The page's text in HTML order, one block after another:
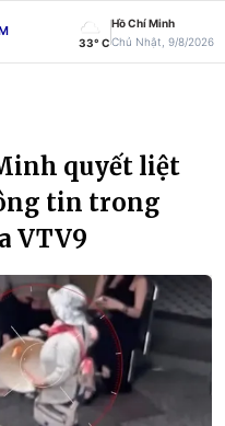
33° C
Hồ Chí Minh
Chủ Nhật, 9/8/2026
quyết liệt
tin trong
VTV9